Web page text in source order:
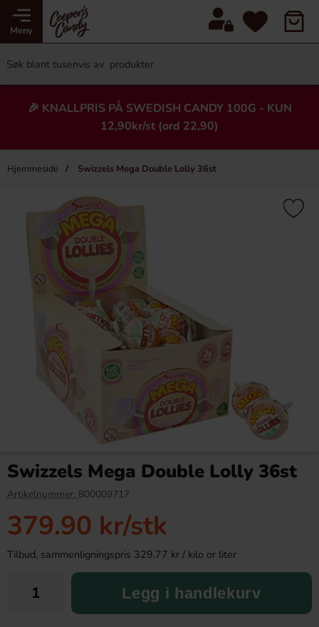
Meny
🎉 KNALLPRIS PÅ SWEDISH CANDY 100G - KUN
12,90kr/st (ord 22,90)
Hjemmeside Swizzels Mega Double Lolly 36st
×
Köp
45g
10.90 kr
Swizzels Mega Double Lolly 36st
Artikelnummer: 800009717
379.90 kr/stk
Tilbud, sammenligningspris 329.77 kr / kilo or liter
Legg i handlekurv